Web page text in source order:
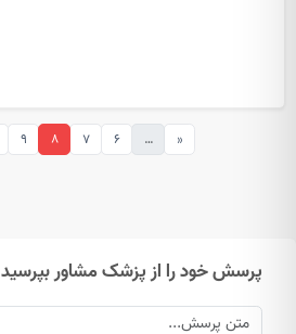
«
…
6
7
8
9
پرسش خود را از پزشک مشاور بپرسید